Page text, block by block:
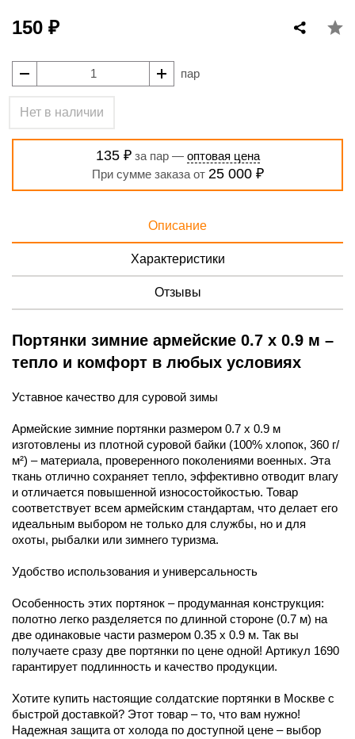
150 ₽
пар
Нет в наличии
135 ₽за пар — оптовая цена
При сумме заказа от 25 000 ₽
Описание
Характеристики
Отзывы
Портянки зимние армейские 0.7 х 0.9 м –
тепло и комфорт в любых условиях
Уставное качество для суровой зимы
Армейские зимние портянки размером 0.7 х 0.9 м
изготовлены из плотной суровой байки (100% хлопок, 360 г/
м²) – материала, проверенного поколениями военных. Эта
ткань отлично сохраняет тепло, эффективно отводит влагу
и отличается повышенной износостойкостью. Товар
соответствует всем армейским стандартам, что делает его
идеальным выбором не только для службы, но и для
охоты, рыбалки или зимнего туризма.
Удобство использования и универсальность
Особенность этих портянок – продуманная конструкция:
полотно легко разделяется по длинной стороне (0.7 м) на
две одинаковые части размером 0.35 х 0.9 м. Так вы
получаете сразу две портянки по цене одной! Артикул 1690
гарантирует подлинность и качество продукции.
Хотите купить настоящие солдатские портянки в Москве с
быстрой доставкой? Этот товар – то, что вам нужно!
Надежная защита от холода по доступной цене – выбор